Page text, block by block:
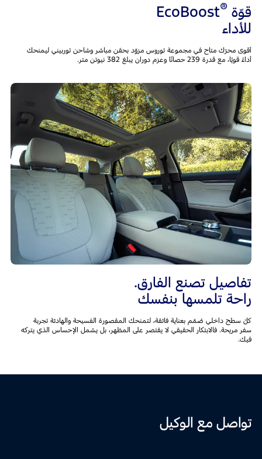
قوّة ®
EcoBoost
للأداء
أقوى محرّك متاح في مجموعة توروس مزوّد بحقن مباشر وشاحن توربيني ليمنحك
أداءً قويًا، مع قدرة 239 حصانًا وعزم دوران يبلغ 382 نيوتن متر.
تفاصيل تصنع الفارق.
راحة تلمسها بنفسك
كلّ سطح داخلي صُمّم بعناية فائقة، لتمنحك المقصورة الفسيحة والهادئة تجربة
سفر مريحة. فالابتكار الحقيقي لا يقتصر على المظهر، بل يشمل الإحساس الذي يتركه
فيك.
تواصل مع الوكيل